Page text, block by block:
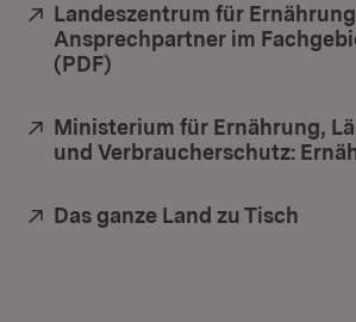
Extern:
Landeszentrum für
Ansprechpartner im
(PDF)
Extern:
Ministerium für Ernährung,
und Verbraucherschutz:
Extern:
Das ganze Land zu Tisch